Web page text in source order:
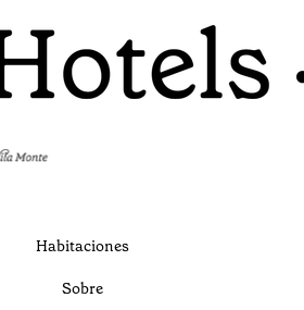
Habitaciones
Sobre